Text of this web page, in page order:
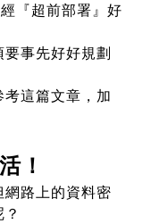
『超前部署』好
事先好好規劃
這篇文章，加
！
路上的資料密